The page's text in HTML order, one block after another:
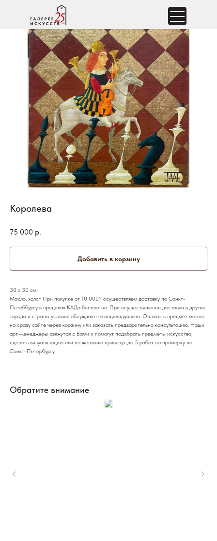
Королева
75 000 р.
Добавить в корзину
30 х 30 см
Масло, холст При покупке от 10 000? осуществляем доставку по Санкт-
Петеббургу в пределах КАДа бесплатно. При осуществелении доставки в другие
города и страны условия обсуждаются индивидуально. Оплатить предмет можно
на сразу сайте через корзину или заказать предварительно консультацию. Наши
арт-менеджеры свяжутся с Вами и помогут подобрать предметы искусства,
сделать визуализацию или по желанию привезут до 5 работ на примерку по
Санкт-Петербургу.
Обратите внимание